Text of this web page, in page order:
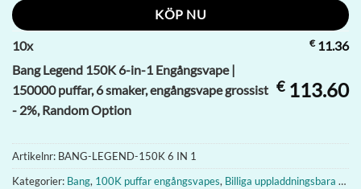
KÖP NU
10x €11.36
Bang Legend 150K 6-in-1 Engångsvape |
150000 puffar, 6 smaker, engångsvape grossist
- 2%, Random Option
€113.60
Artikelnr: BANG-LEGEND-150K 6 IN 1
Kategorier: Bang, 100K puffar engångsvapes, Billiga uppladdningsbara engångsvapes